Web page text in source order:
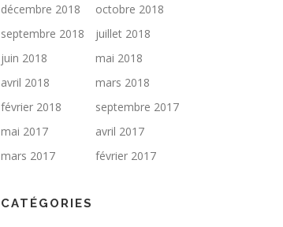
décembre 2018
octobre 2018
septembre 2018
juillet 2018
juin 2018
mai 2018
avril 2018
mars 2018
février 2018
septembre 2017
mai 2017
avril 2017
mars 2017
février 2017
CATÉGORIES